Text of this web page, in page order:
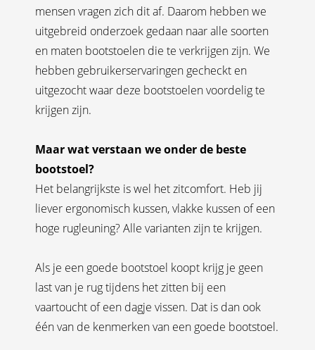
mensen vragen zich dit af. Daarom hebben we
uitgebreid onderzoek gedaan naar alle soorten
en maten bootstoelen die te verkrijgen zijn. We
hebben gebruikerservaringen gecheckt en
uitgezocht waar deze bootstoelen voordelig te
krijgen zijn.
Maar wat verstaan we onder de beste
bootstoel?
Het belangrijkste is wel het zitcomfort. Heb jij
liever ergonomisch kussen, vlakke kussen of een
hoge rugleuning? Alle varianten zijn te krijgen.
Als je een goede bootstoel koopt krijg je geen
last van je rug tijdens het zitten bij een
vaartoucht of een dagje vissen. Dat is dan ook
één van de kenmerken van een goede bootstoel.